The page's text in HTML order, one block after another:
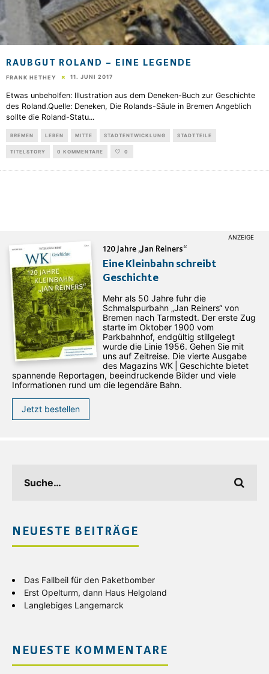
RAUBGUT ROLAND – EINE LEGENDE
FRANK HETHEY 11. JUNI 2017
Etwas unbeholfen: Illustration aus dem Deneken-Buch zur Geschichte
des Roland.Quelle: Deneken, Die Rolands-Säule in Bremen Angeblich
sollte die Roland-Statu...
BREMEN LEBEN MITTE STADTENTWICKLUNG STADTTEILE
TITELSTORY 0 KOMMENTARE 0
120 Jahre „Jan Reiners“
Eine Kleinbahn schreibt
Geschichte
Mehr als 50 Jahre fuhr die
Schmalspurbahn „Jan ­Reiners“ von
Bremen nach Tarmstedt. Der erste Zug
starte im Oktober 1900 vom
Parkbahnhof, endgültig stillgelegt
wurde die Linie 1956. Gehen Sie mit
uns auf Zeitreise. Die vierte Ausgabe
des ­Magazins WK | Geschichte bietet
spannende Reportagen, beeindruckende Bilder und viele
Informationen rund um die legendäre Bahn.
Jetzt bestellen
NEUESTE BEITRÄGE
Das Fallbeil für den Paketbomber
Erst Opelturm, dann Haus Helgoland
Langlebiges Langemarck
NEUESTE KOMMENTARE